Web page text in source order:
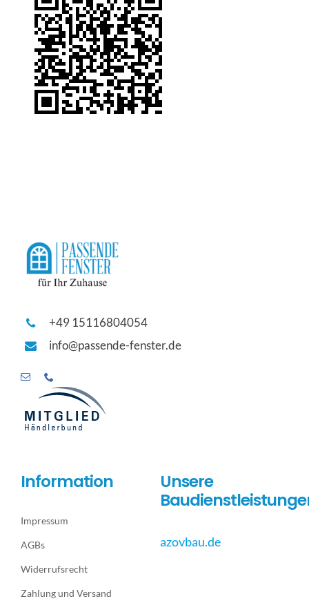
+49 15116804054
info@passende-fenster.de
Information
Impressum
AGBs
Widerrufsrecht
Zahlung und Versand
Unsere
azovbau.de